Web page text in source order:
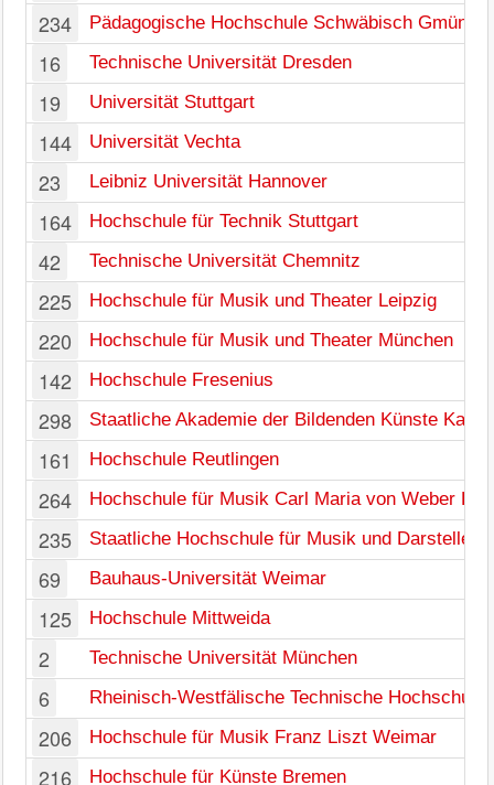
234 Pädagogische Hochschule Schwäbisch Gmünd
16 Technische Universität Dresden
19 Universität Stuttgart
144 Universität Vechta
23 Leibniz Universität Hannover
164 Hochschule für Technik Stuttgart
42 Technische Universität Chemnitz
225 Hochschule für Musik und Theater Leipzig
220 Hochschule für Musik und Theater München
142 Hochschule Fresenius
298 Staatliche Akademie der Bildenden Künste
161 Hochschule Reutlingen
264 Hochschule für Musik Carl Maria von Weber
235 Staatliche Hochschule für Musik und
69 Bauhaus-Universität Weimar
125 Hochschule Mittweida
2 Technische Universität München
6 Rheinisch-Westfälische Technische Hochschule
206 Hochschule für Musik Franz Liszt Weimar
216 Hochschule für Künste Bremen